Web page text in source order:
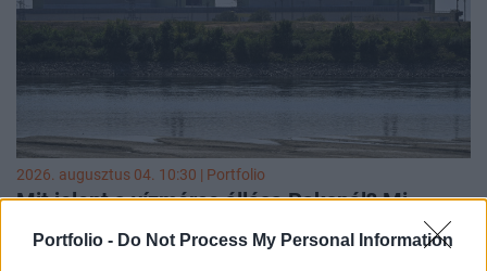
Portfolio - Do Not Process My Personal Information
2026. augusztus 04. 10:30 | Portfolio
Mit jelent a vízmérce állása Paksnál? Mi
történik, ha leáll az atomerőmű?